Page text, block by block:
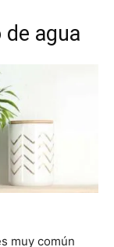
agua
muy común